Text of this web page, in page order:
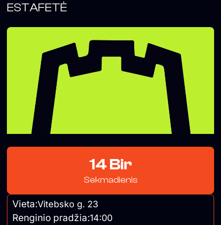
ESTAFETĖ
14 Bir
Sekmadienis
Vieta:Vitebsko g. 23
Renginio pradžia:14:00